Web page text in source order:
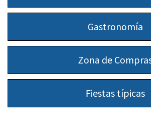
Gastronomía
Zona de
Fiestas típicas